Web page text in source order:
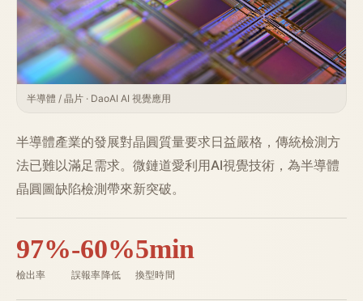
半導體 / 晶片 · DaoAI AI 視覺應用
半導體產業的發展對晶圓質量要求日益嚴格，傳統檢測方
法已難以滿足需求。微鏈道愛利用AI視覺技術，為半導體
晶圓圖缺陷檢測帶來新突破。
97%
檢出率
-60%
誤報率降低
5min
換型時間